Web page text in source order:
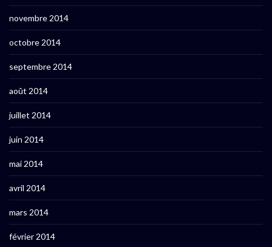
novembre 2014
octobre 2014
septembre 2014
août 2014
juillet 2014
juin 2014
mai 2014
avril 2014
mars 2014
février 2014